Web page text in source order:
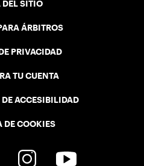
DEL SITIO
ÁRBITROS
PRIVACIDAD
TU CUENTA
DE ACCESIBILIDAD
DE COOKIES